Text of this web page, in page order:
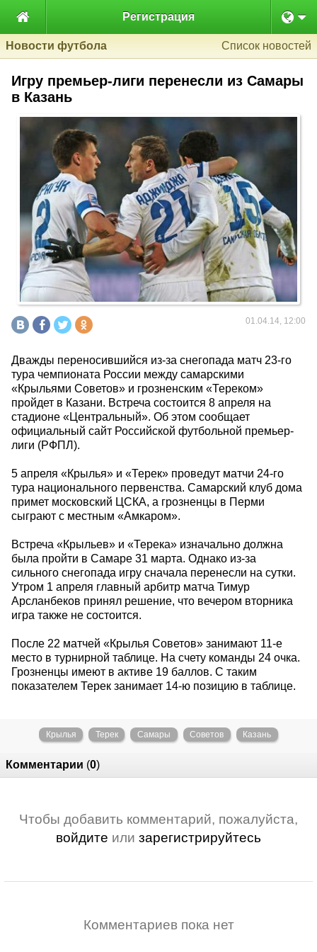
 Регистрация
Новости футбола Список новостей
Игру премьер-лиги перенесли из Самары
в Казань
01.04.14, 12:00
Дважды переносившийся из-за снегопада матч 23-го
тура чемпионата России между самарскими
«Крыльями Советов» и грозненским «Тереком»
пройдет в Казани. Встреча состоится 8 апреля на
стадионе «Центральный». Об этом сообщает
официальный сайт Российской футбольной премьер-
лиги (РФПЛ).
5 апреля «Крылья» и «Терек» проведут матчи 24-го
тура национального первенства. Самарский клуб дома
примет московский ЦСКА, а грозненцы в Перми
сыграют с местным «Амкаром».
Встреча «Крыльев» и «Терека» изначально должна
была пройти в Самаре 31 марта. Однако из-за
сильного снегопада игру сначала перенесли на сутки.
Утром 1 апреля главный арбитр матча Тимур
Арсланбеков принял решение, что вечером вторника
игра также не состоится.
После 22 матчей «Крылья Советов» занимают 11-е
место в турнирной таблице. На счету команды 24 очка.
Грозненцы имеют в активе 19 баллов. С таким
показателем Терек занимает 14-ю позицию в таблице.
Крылья Терек Самары Советов Казань
Комментарии (0)
Чтобы добавить комментарий, пожалуйста,
войдите или зарегистрируйтесь
Комментариев пока нет